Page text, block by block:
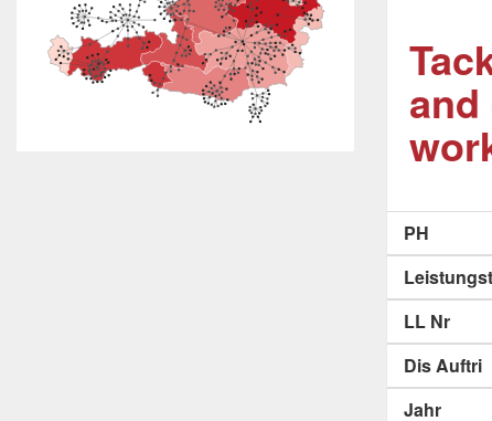
PH
LL Nr
Dis Auftri
Jahr